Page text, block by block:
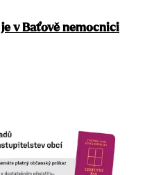
v Baťově nemocnici